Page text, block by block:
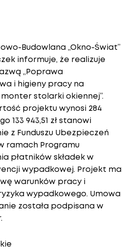
Budowlana „Okno-Świat”
informuje, że realizuje
„Poprawa
i higieny pracy na
stolarki okiennej”.
projektu wynosi 284
133 943,51 zł stanowi
z Funduszu Ubezpieczeń
ramach Programu
płatników składek w
wypadkowej. Projekt ma
warunków pracy i
wypadkowego. Umowa
została podpisana w